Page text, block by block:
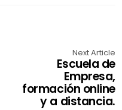
Next Article
Escuela de
Empresa,
formación online
y a distancia.